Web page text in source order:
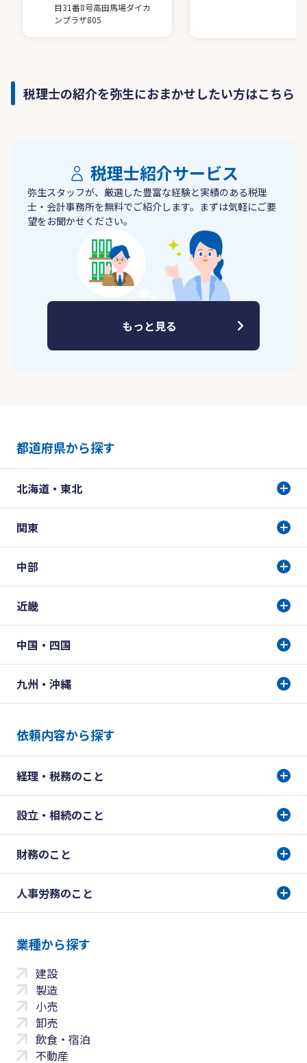
目31番8号高田馬場ダイカ
ンプラザ805
税理士の紹介を弥生におまかせしたい方はこちら
税理士紹介サービス
弥生スタッフが、厳選した豊富な経験と実績のある税理
士・会計事務所を無料でご紹介します。まずは気軽にご要
望をお聞かせください。
もっと見る
都道府県から探す
北海道・東北
関東
中部
近畿
中国・四国
九州・沖縄
依頼内容から探す
経理・税務のこと
設立・相続のこと
財務のこと
人事労務のこと
業種から探す
建設
製造
小売
卸売
飲食・宿泊
不動産